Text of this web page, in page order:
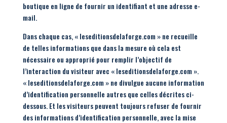
boutique en ligne de fournir un identifiant et une adresse e-
mail.
Dans chaque cas, « leseditionsdelaforge.com » ne recueille
de telles informations que dans la mesure où cela est
nécessaire ou approprié pour remplir l’objectif de
l’interaction du visiteur avec « leseditionsdelaforge.com ».
« leseditionsdelaforge.com » ne divulgue aucune information
d’identification personnelle autres que celles décrites ci-
dessous. Et les visiteurs peuvent toujours refuser de fournir
des informations d’identification personnelle, avec la mise